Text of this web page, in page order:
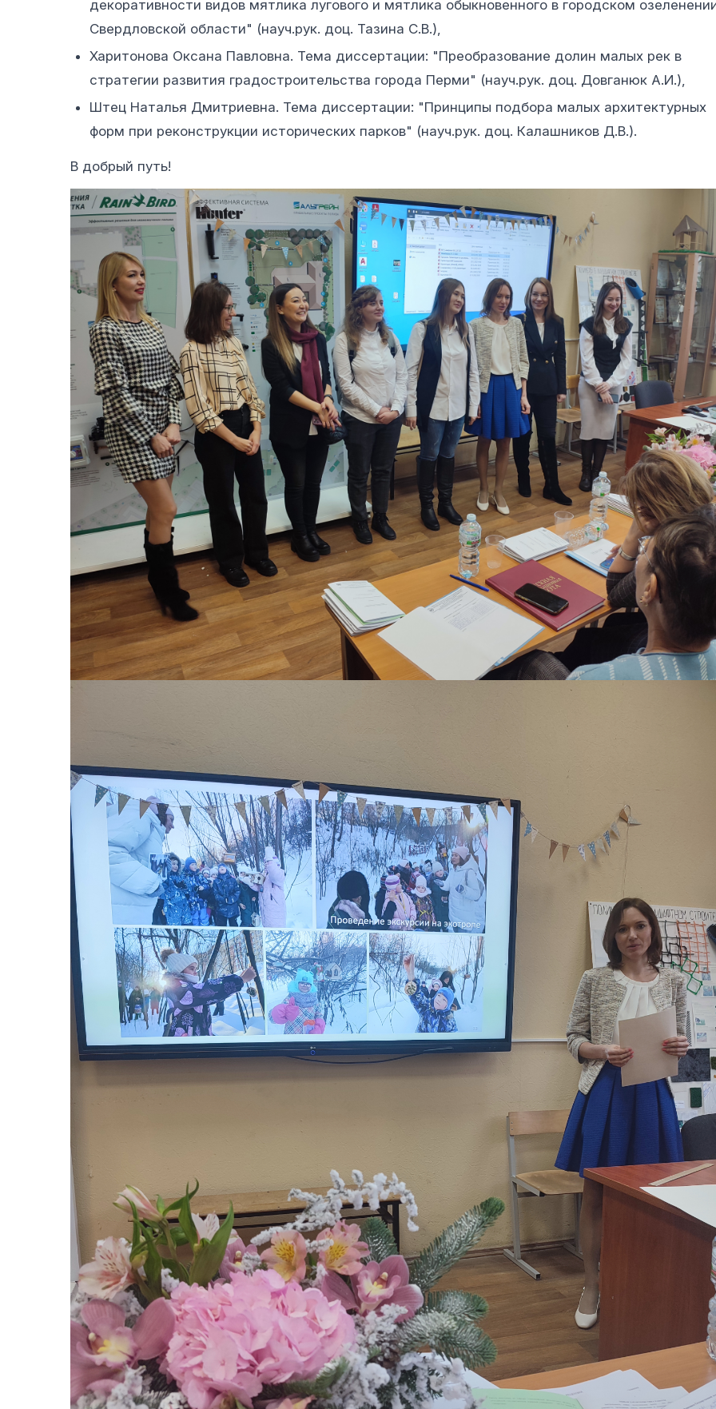
декоративности видов мятлика лугового и мятлика обыкновенного в городском
Свердловской области" (науч.рук. доц. Тазина С.В.),
Харитонова Оксана Павловна. Тема диссертации: "Преобразование долин малых рек в
стратегии развития градостроительства города Перми" (науч.рук. доц. Довганюк А.И.),
Штец Наталья Дмитриевна. Тема диссертации: "Принципы подбора малых архитектурных
форм при реконструкции исторических парков" (науч.рук. доц. Калашников Д.В.).
В добрый путь!